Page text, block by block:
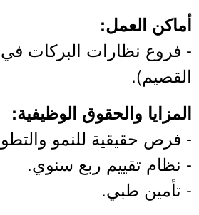
أماكن العمل:
- فروع نظارات البركات في
القصيم).
المزايا والحقوق الوظيفية:
- فرص حقيقية للنمو
- نظام تقييم ربع سنوي.
- تأمين طبي.